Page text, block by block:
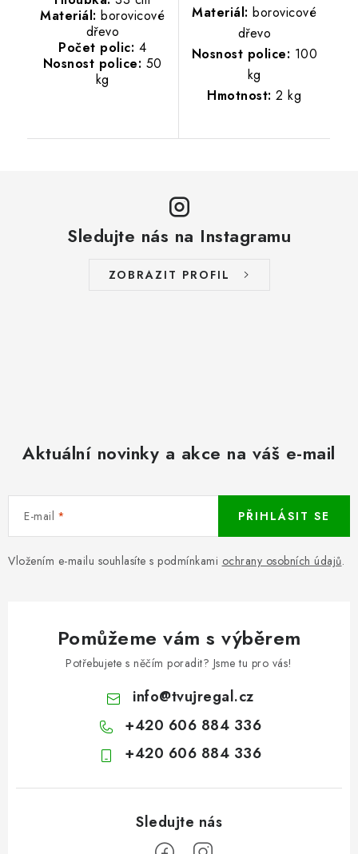
Materiál: borovicové
dřevo
Počet polic: 4
Nosnost police: 50
kg
Materiál: borovicové
dřevo
Nosnost police: 100
kg
Hmotnost: 2 kg
Sledujte nás na Instagramu
ZOBRAZIT PROFIL
Aktuální novinky a akce na váš e-mail
E-mail
Vložením e-mailu souhlasíte s podmínkami ochrany osobních údajů.
PŘIHLÁSIT SE
Pomůžeme vám s výběrem
Potřebujete s něčím poradit? Jsme tu pro vás!
info@tvujregal.cz
+420 606 884 336
+420 606 884 336